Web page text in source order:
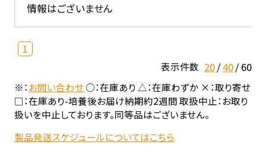
情報はございません
1
表示件数 20 40 60
※：お問い合わせ○：在庫あり △：在庫わずか ×：取り寄せ
□：在庫あり-培養後お届け納期約2週間 取扱中止：お取り
扱いを中止しております。同等品はございません。
製品発送スケジュールについてはこちら